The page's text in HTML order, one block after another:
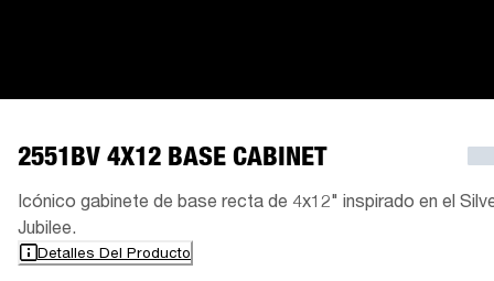
2551BV 4X12 BASE CABINET
Icónico gabinete de base recta de 4x12" inspirado en el
Jubilee.
Detalles Del Producto